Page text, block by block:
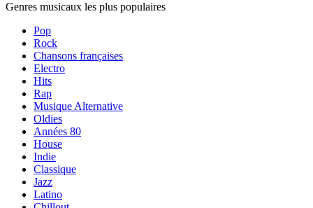
Genres musicaux les plus populaires
Pop
Rock
Chansons françaises
Electro
Hits
Rap
Musique Alternative
Oldies
Années 80
House
Indie
Classique
Jazz
Latino